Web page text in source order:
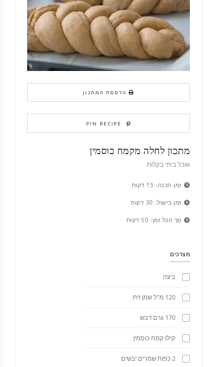
הדפסת המתכון
PIN RECIPE
מתכון לחלה מקמח כוסמין
אוכל ביתי בקלות
זמן הכנה: 15 דקות
זמן בישול: 30 דקות
סך הכל זמן: 50 דקות
מצרכים
ביצה
120 מ"ל שמן זית
170 גרם דבש
קילו קמח כוסמין
2 כפות שמרים יבשים